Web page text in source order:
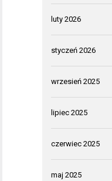
luty 2026
styczeń 2026
wrzesień 2025
lipiec 2025
czerwiec 2025
maj 2025